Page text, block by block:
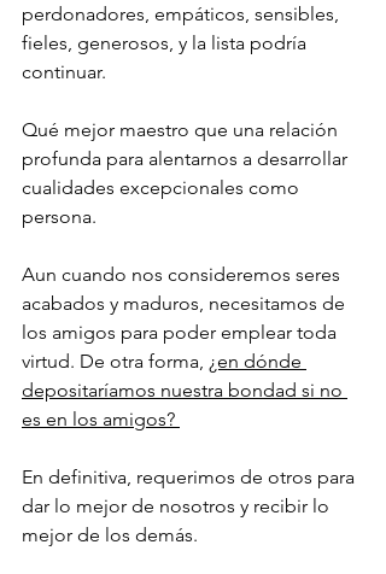
perdonadores, empáticos, sensibles,
fieles, generosos, y la lista podría
continuar.
Qué mejor maestro que una relación
profunda para alentarnos a desarrollar
cualidades excepcionales como
persona.
Aun cuando nos consideremos seres
acabados y maduros, necesitamos de
los amigos para poder emplear toda
virtud. De otra forma, ¿en dónde
depositaríamos nuestra bondad si no
es en los amigos?
En definitiva, requerimos de otros para
dar lo mejor de nosotros y recibir lo
mejor de los demás.